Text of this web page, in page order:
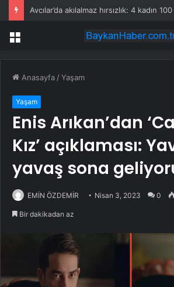
Menü
Anasayfa /Yaşam
Yaşam
Enis Arıkan’dan
Kız’ açıklaması:
yavaş sona
EMİN ÖZDEMİR Nisan 3, 2023 0
Bir dakikadan az